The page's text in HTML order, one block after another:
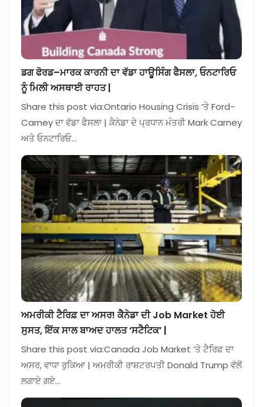
ਡਗ ਫੋਰਡ–ਮਾਰਕ ਕਾਰਨੀ ਦਾ ਵੱਡਾ ਹਾਊਸਿੰਗ ਫੈਸਲਾ, ਓਨਟਾਰਿਓ
ਨੂੰ ਮਿਲੀ ਅਸਥਾਈ ਰਾਹਤ |
Share this post via:Ontario Housing Crisis ‘ਤੇ Ford-
Carney ਦਾ ਵੱਡਾ ਫੈਸਲਾ | ਕੈਨੇਡਾ ਦੇ ਪ੍ਰਧਾਨ ਮੰਤਰੀ Mark Carney
ਅਤੇ ਓਨਟਾਰਿਓ…
ਅਮਰੀਕੀ ਟੈਰਿਫ਼ ਦਾ ਅਸਰ! ਕੈਨੇਡਾ ਦੀ Job Market ਹੋਈ
ਸੁਸਤ, ਇੱਕ ਸਾਲ ਬਾਅਦ ਹਾਲਤ ‘ਸਟੈਟਿਕ’ |
Share this post via:Canada Job Market ‘ਤੇ ਟੈਰਿਫ਼ ਦਾ
ਅਸਰ, ਵਾਧਾ ਰੁਕਿਆ | ਅਮਰੀਕੀ ਰਾਸ਼ਟਰਪਤੀ Donald Trump ਵੱਲੋਂ
ਲਗਾਏ ਗਏ…